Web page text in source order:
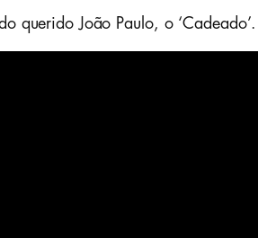
querido João Paulo, o